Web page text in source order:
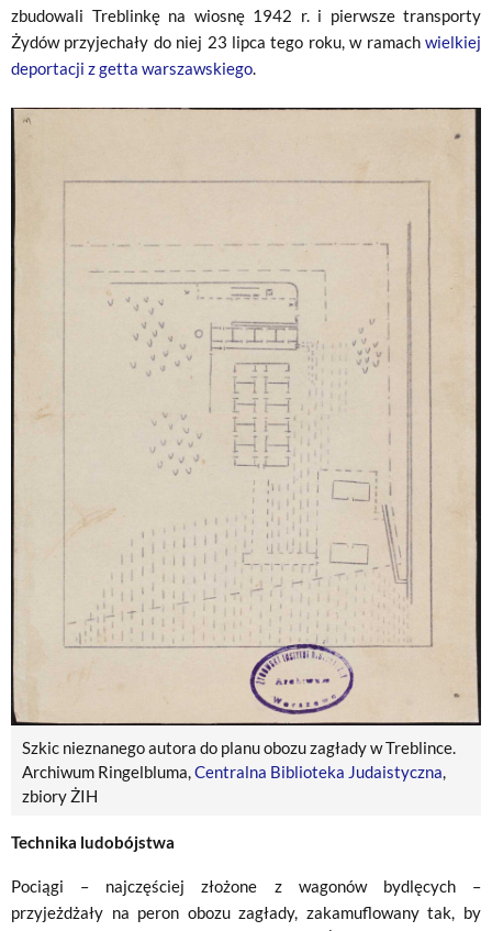
zbudowali Treblinkę na wiosnę 1942 r. i pierwsze transporty
Żydów przyjechały do niej 23 lipca tego roku, w ramach wielkiej
deportacji z getta warszawskiego.
Szkic nieznanego autora do planu obozu zagłady w Treblince.
Archiwum Ringelbluma, Centralna Biblioteka Judaistyczna
zbiory ŻIH
Technika ludobójstwa
Pociągi – najczęściej złożone z wagonów bydlęcych –
przyjeżdżały na peron obozu zagłady, zakamuflowany tak, by